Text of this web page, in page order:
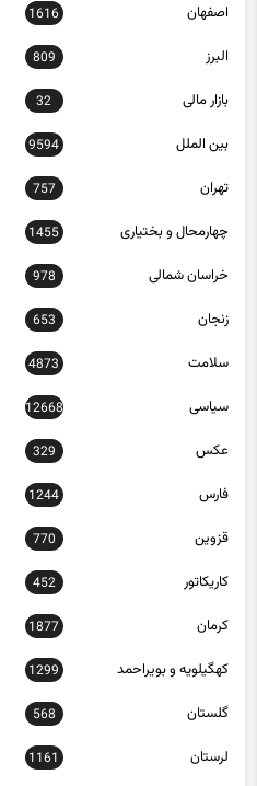
اصفهان 1616
البرز 809
بازار مالی 32
بین الملل 9594
تهران 757
چهارمحال و بختیاری 1455
خراسان شمالی 978
زنجان 653
سلامت 4873
سیاسی 12668
عکس 329
فارس 1244
قزوین 770
کاریکاتور 452
کرمان 1877
کهگیلویه و بویراحمد 1299
گلستان 568
لرستان 1161